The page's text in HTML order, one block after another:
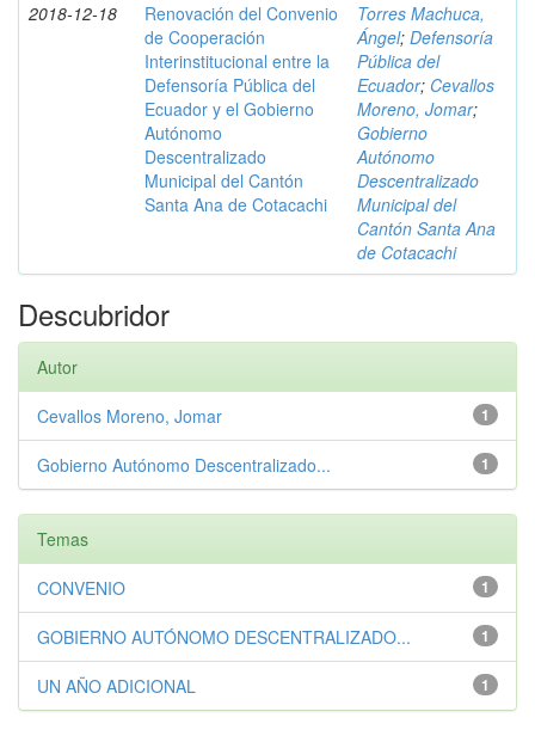
2018-12-18
Renovación del Convenio
de Cooperación
Interinstitucional entre la
Defensoría Pública del
Ecuador y el Gobierno
Autónomo
Descentralizado
Municipal del Cantón
Santa Ana de Cotacachi
Torres Machuca,
Ángel; Defensoría
Pública del
Ecuador; Cevallos
Moreno, Jomar;
Gobierno
Autónomo
Descentralizado
Municipal del
Cantón Santa Ana
de Cotacachi
Descubridor
Autor
1
Cevallos Moreno, Jomar
1
Gobierno Autónomo Descentralizado...
Temas
1
CONVENIO
1
GOBIERNO AUTÓNOMO DESCENTRALIZADO...
1
UN AÑO ADICIONAL